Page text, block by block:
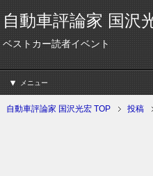
自動車評論家 国沢
ベストカー読者イベント
メニュー
自動車評論家 国沢光宏 TOP 投稿